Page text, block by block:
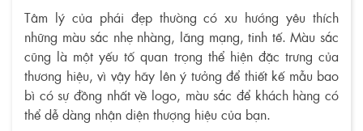
Tâm lý của phái đẹp thường có xu hướng yêu thích
những màu sắc nhẹ nhàng, lãng mạng, tinh tế. Màu sắc
cũng là một yếu tố quan trọng thể hiện đặc trưng của
thương hiệu, vì vậy hãy lên ý tưởng để thiết kế mẫu bao
bì có sự đồng nhất về logo, màu sắc để khách hàng có
thể dễ dàng nhận diện thượng hiệu của bạn.